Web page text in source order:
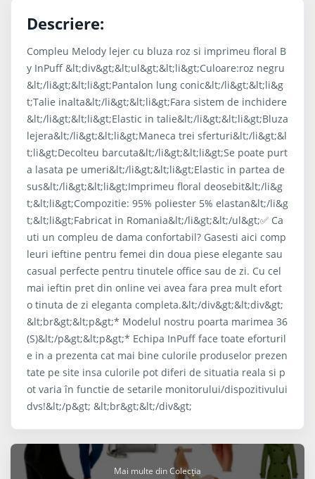
Descriere:
Compleu Melody lejer cu bluza roz si imprimeu floral B
y InPuff &lt;div&gt;&lt;ul&gt;&lt;li&gt;Culoare:roz negru
&lt;/li&gt;&lt;li&gt;Pantalon lung conic&lt;/li&gt;&lt;li&g
t;Talie inalta&lt;/li&gt;&lt;li&gt;Fara sistem de inchidere
&lt;/li&gt;&lt;li&gt;Elastic in talie&lt;/li&gt;&lt;li&gt;Bluza
lejera&lt;/li&gt;&lt;li&gt;Maneca trei sferturi&lt;/li&gt;&l
t;li&gt;Decolteu barcuta&lt;/li&gt;&lt;li&gt;Se poate purt
a lasata pe umeri&lt;/li&gt;&lt;li&gt;Elastic in partea de
sus&lt;/li&gt;&lt;li&gt;Imprimeu floral deosebit&lt;/li&g
t;&lt;li&gt;Compozitie: 95% poliester 5% elastan&lt;/li&g
t;&lt;li&gt;Fabricat in Romania&lt;/li&gt;&lt;/ul&gt;✅ Ca
uti un compleu de dama confortabil? Gasesti aici comp
leuri ieftine pentru femei din doua piese elegante sau
casual perfecte pentru tinutele office sau de zi. Cu cel
mai ieftin pret din online vei avea fara prea mult efort
o tinuta de zi eleganta completa.&lt;/div&gt;&lt;div&gt;
&lt;br&gt;&lt;p&gt;* Modelul nostru poarta marimea 36
(S)&lt;/p&gt;&lt;p&gt;* Echipa InPuff face toate eforturil
e in a prezenta cat mai bine culorile produselor prezen
tate pe site insa culorile pot diferi de situatia reala si p
ot varia în functie de setarile monitorului/dispozitivului
dvs!&lt;/p&gt; &lt;br&gt;&lt;/div&gt;
Mai multe din Colecția